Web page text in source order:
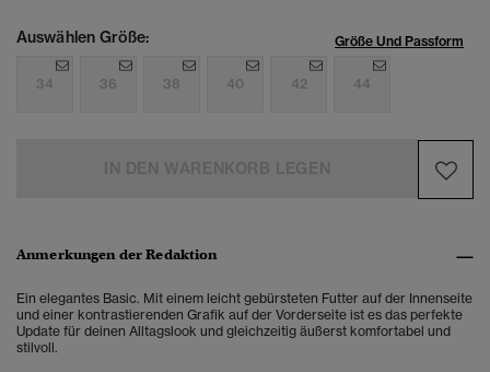
Auswählen Größe: Größe Und Passform
34 36 38 40 42 44
Anmerkungen der Redaktion
Ein elegantes Basic. Mit einem leicht gebürsteten Futter auf der Innenseite
und einer kontrastierenden Grafik auf der Vorderseite ist es das perfekte
Update für deinen Alltagslook und gleichzeitig äußerst komfortabel und
stilvoll.